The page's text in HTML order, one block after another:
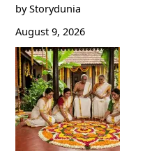
by Storydunia
August 9, 2026